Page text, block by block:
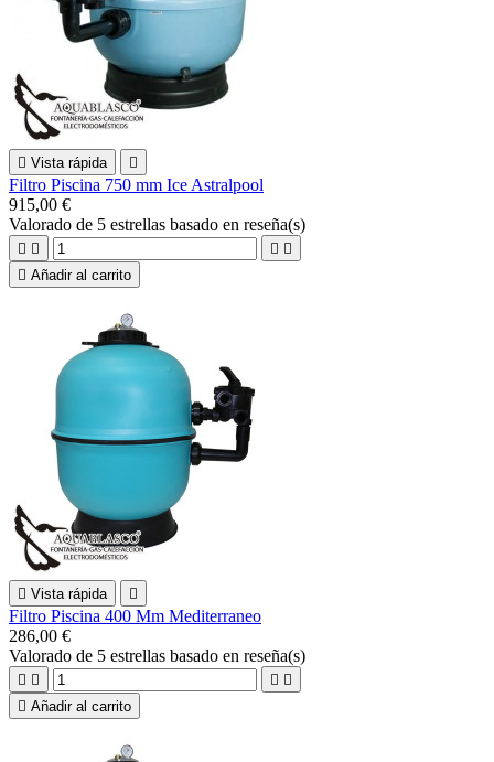
 Vista rápida 
Filtro Piscina 750 mm Ice Astralpool
915,00 €
Valorado de 5 estrellas basado en reseña(s)
   
 Añadir al carrito
 Vista rápida 
Filtro Piscina 400 Mm Mediterraneo
286,00 €
Valorado de 5 estrellas basado en reseña(s)
   
 Añadir al carrito